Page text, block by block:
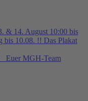
& 14. August 10:00 bis
bis 10.08. !! Das Plakat
Euer MGH-Team